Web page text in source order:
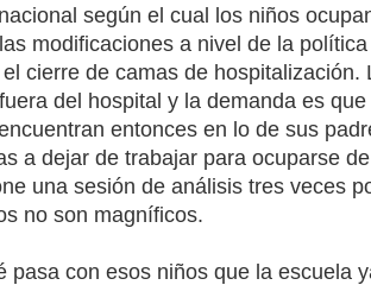
según el cual los niños
modificaciones a nivel de la
cierre de camas de hospitalización.
del hospital y la demanda es
entonces en lo de sus
a dejar de trabajar para ocuparse
una sesión de análisis tres veces
no son magníficos.
pasa con esos niños que la escuela